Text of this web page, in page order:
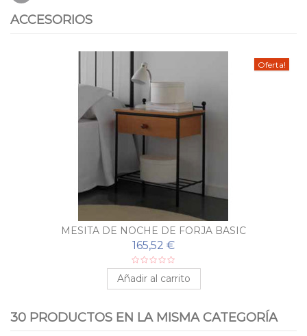
ACCESORIOS
Oferta!
MESITA DE NOCHE DE FORJA BASIC
165,52 €
Añadir al carrito
30 PRODUCTOS EN LA MISMA CATEGORÍA